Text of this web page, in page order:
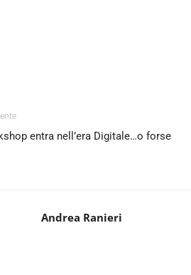
entra nell’era Digitale…o forse
Andrea Ranieri